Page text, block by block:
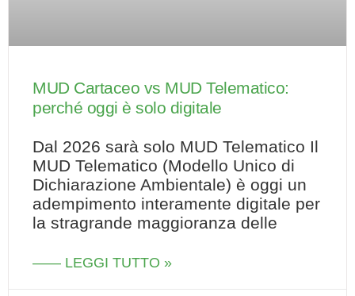
MUD Cartaceo vs MUD Telematico:
perché oggi è solo digitale
Dal 2026 sarà solo MUD Telematico Il
MUD Telematico (Modello Unico di
Dichiarazione Ambientale) è oggi un
adempimento interamente digitale per
la stragrande maggioranza delle
—— LEGGI TUTTO »